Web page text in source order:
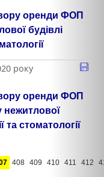
оренди ФОП
будівлі
року
оренди ФОП
нежитлової
та стоматології
408 409 410 411 412